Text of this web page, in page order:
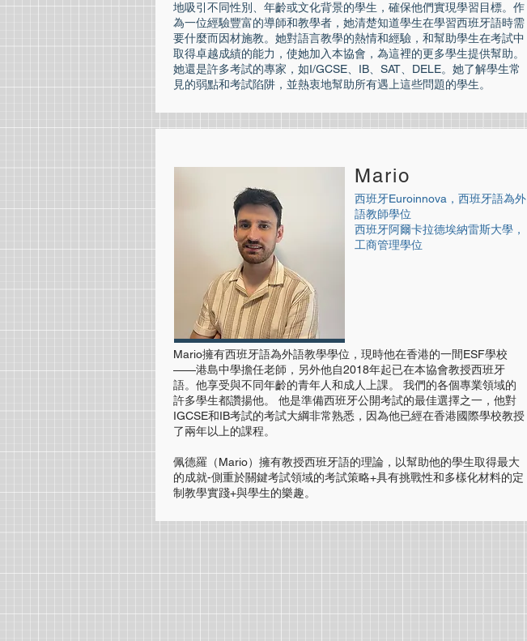
地吸引不同性別、年齡或文化背景的學生，確保他們實現學習目標。作
為一位經驗豐富的導師和教學者，她清楚知道學生在學習西班牙語時需
要什麼而因材施教。她對語言教學的熱情和經驗，和幫助學生在考試中
取得卓越成績的能力，使她加入本協會，為這裡的更多學生提供幫助。
她還是許多考試的專家，如I/GCSE、IB、SAT、DELE。她了解學生常
見的弱點和考試陷阱，並熱衷地幫助所有遇上這些問題的學生。
Mario
西班牙Euroinnova，西班牙語為外
語教師學位
西班牙阿爾卡拉德埃納雷斯大學，
工商管理學位
Mario擁有西班牙語為外語教學學位，現時他在香港的一間ESF學校
——港島中學擔任老師，另外他自2018年起已在本協會教授西班牙
語。他享受與不同年齡的青年人和成人上課。 我們的各個專業領域的
許多學生都讚揚他。 他是準備西班牙公開考試的最佳選擇之一，他對
IGCSE和IB考試的考試大綱非常熟悉，因為他已經在香港國際學校教授
了兩年以上的課程。
佩德羅（Mario）擁有教授西班牙語的理論，以幫助他的學生取得最大
的成就-側重於關鍵考試領域的考試策略+具有挑戰性和多樣化材料的定
制教學實踐+與學生的樂趣。